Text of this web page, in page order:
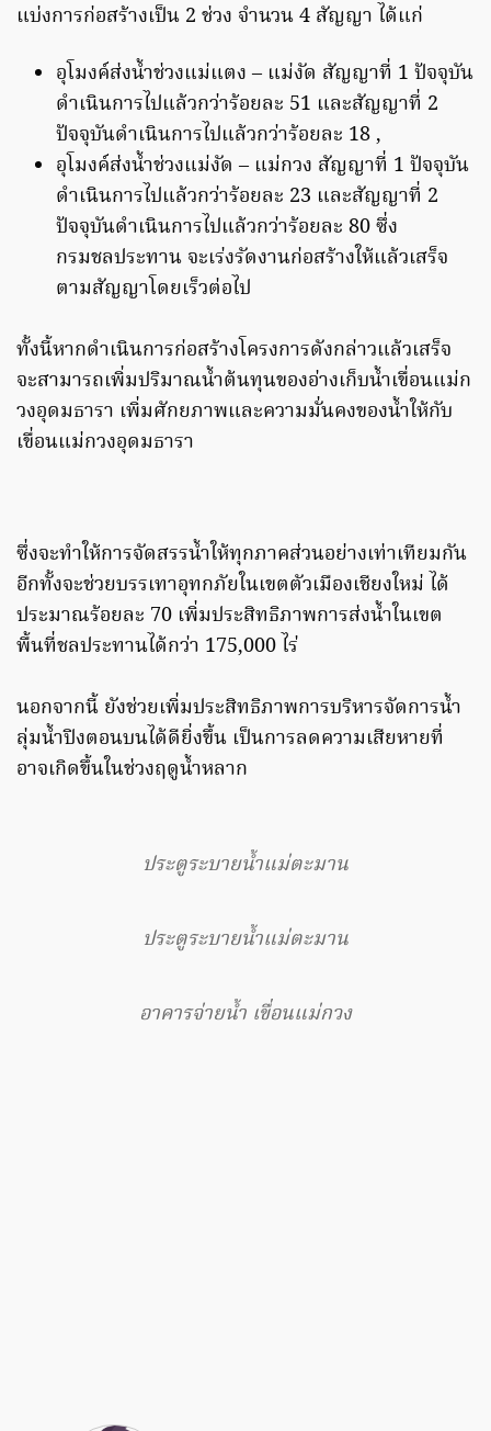
แบ่งการก่อสร้างเป็น 2 ช่วง จํานวน 4 สัญญา ได้แก่
อุโมงค์ส่งน้ำช่วงแม่แตง – แม่งัด สัญญาที่ 1 ปัจจุบัน
ดําเนินการไปแล้วกว่าร้อยละ 51 และสัญญาที่ 2
ปัจจุบันดําเนินการไปแล้วกว่าร้อยละ 18 ,
อุโมงค์ส่งน้ำช่วงแม่งัด – แม่กวง สัญญาที่ 1 ปัจจุบัน
ดําเนินการไปแล้วกว่าร้อยละ 23 และสัญญาที่ 2
ปัจจุบันดําเนินการไปแล้วกว่าร้อยละ 80 ซึ่ง
กรมชลประทาน จะเร่งรัดงานก่อสร้างให้แล้วเสร็จ
ตามสัญญาโดยเร็วต่อไป
ทั้งนี้หากดําเนินการก่อสร้างโครงการดังกล่าวแล้วเสร็จ
จะสามารถเพิ่มปริมาณน้ำต้นทุนของอ่างเก็บน้ำเขื่อนแม่ก
วงอุดมธารา เพิ่มศักยภาพและความมั่นคงของน้ำให้กับ
เขื่อนแม่กวงอุดมธารา
ซึ่งจะทําให้การจัดสรรน้ำให้ทุกภาคส่วนอย่างเท่าเทียมกัน
อีกทั้งจะช่วยบรรเทาอุทกภัยในเขตตัวเมืองเชียงใหม่ ได้
ประมาณร้อยละ 70 เพิ่มประสิทธิภาพการส่งน้ำในเขต
พื้นที่ชลประทานได้กว่า 175,000 ไร่
นอกจากนี้ ยังช่วยเพิ่มประสิทธิภาพการบริหารจัดการน้ำ
ลุ่มน้ำปิงตอนบนได้ดียิ่งขึ้น เป็นการลดความเสียหายที่
อาจเกิดขึ้นในช่วงฤดูน้ำหลาก
ประตูระบายน้ำแม่ตะมาน
ประตูระบายน้ำแม่ตะมาน
อาคารจ่ายน้ำ เขื่อนแม่กวง